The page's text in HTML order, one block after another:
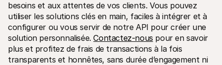
besoins et aux attentes de vos clients. Vous pouvez
utiliser les solutions clés en main, faciles à intégrer et à
configurer ou vous servir de notre API pour créer une
solution personnalisée. Contactez-nous pour en savoir
plus et profitez de frais de transactions à la fois
transparents et honnêtes, sans durée d’engagement ni